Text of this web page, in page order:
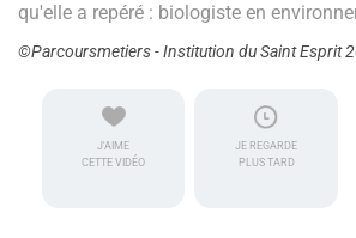
qu'elle a repéré : biologiste en
©Parcoursmetiers - Institution du Saint Esprit
J'AIME
CETTE VIDÉO
JE REGARDE
PLUS TARD